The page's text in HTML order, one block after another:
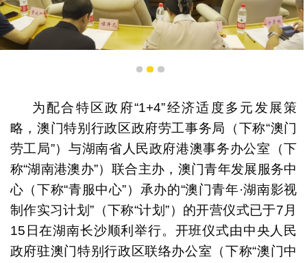
1 2 3
为配合特区政府“1+4”经济适度多元发展策
略，澳门特别行政区政府劳工事务局（下称“澳门
劳工局”）与湖南省人民政府港澳事务办公室（下
称“湖南港澳办”）联合主办，澳门青年发展服务中
心（下称“青服中心”）承办的“澳门青年·湖南影视
制作实习计划”（下称“计划”）的开营仪式已于7月
15日在湖南长沙顺利举行。开班仪式由中央人民
政府驻澳门特别行政区联络办公室（下称“澳门中